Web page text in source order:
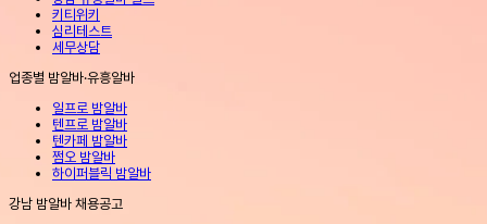
키티위키
심리테스트
세무상담
업종별 밤알바·유흥알바
일프로 밤알바
텐프로 밤알바
텐카페 밤알바
쩜오 밤알바
하이퍼블릭 밤알바
강남 밤알바 채용공고